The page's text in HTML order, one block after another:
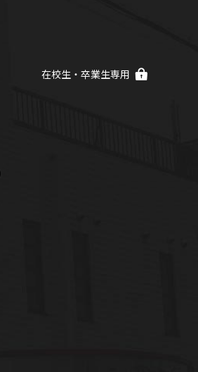
在校生・卒業生専用